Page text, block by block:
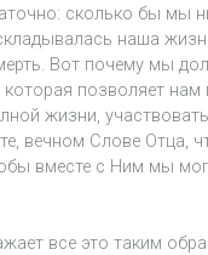
сколько бы мы
наша
Вот почему мы
позволяет нам
жизни,
вечном Слове Отца,
вместе с Ним мы
все это таким